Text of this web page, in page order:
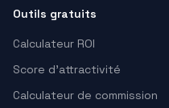
Outils gratuits
Calculateur ROI
Score d'attractivité
Calculateur de commission